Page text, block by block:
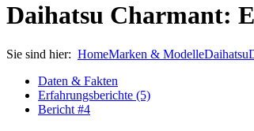
Daihatsu Charmant:
Sie sind hier: HomeMarken & ModelleDaihatsu
Daten & Fakten
Erfahrungsberichte (5)
Bericht #4